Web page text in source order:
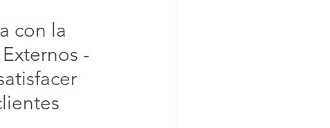
con la
-